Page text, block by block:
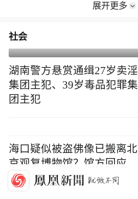
展开更多
社会
湖南警方悬赏通缉27岁卖淫
集团主犯、39岁毒品犯罪集
团主犯
海口疑似被盗佛像已搬离北
京观复博物馆？馆方回应